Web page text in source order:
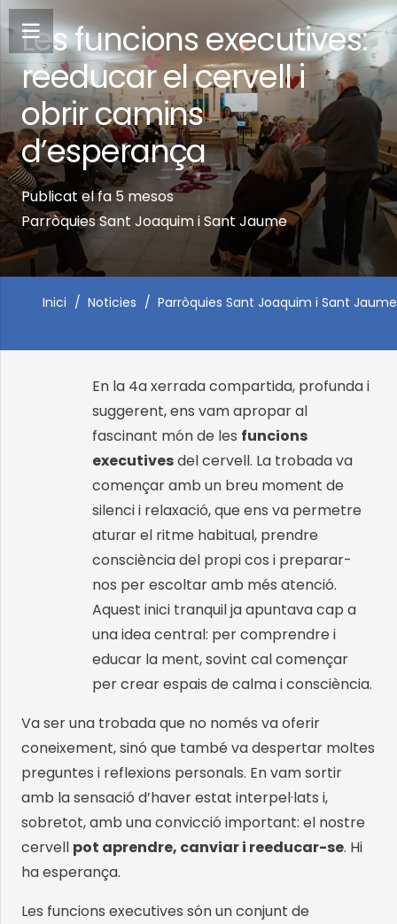
Les funcions executives:
reeducar el cervell i
obrir camins
d’esperança
Publicat elfa 5 mesos
Parròquies Sant Joaquim i Sant Jaume
Inici / Noticies / Parròquies Sant Joaquim i Sant Jaume
En la 4a xerrada compartida, profunda i
suggerent, ens vam apropar al
fascinant món de les funcions
executivesdel cervell. La trobada va
començar amb un breu moment de
silenci i relaxació, que ens va permetre
aturar el ritme habitual, prendre
consciència del propi cos i preparar-
nos per escoltar amb més atenció.
Aquest inici tranquil ja apuntava cap a
una idea central: per comprendre i
educar la ment, sovint cal començar
per crear espais de calma i consciència.
Va ser una trobada que no només va oferir
coneixement, sinó que també va despertar moltes
preguntes i reflexions personals. En vam sortir
amb la sensació d’haver estat interpel·lats i,
sobretot, amb una convicció important: el nostre
cervell pot aprendre, canviar i reeducar-se. Hi
ha esperança.
Les funcions executives són un conjunt de